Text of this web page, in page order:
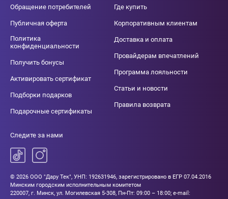
Обращение потребителей
Публичная оферта
Политика
конфиденциальности
Получить бонусы
Активировать сертификат
Подборки подарков
Подарочные сертификаты
Где купить
Корпоративным клиентам
Доставка и оплата
Провайдерам впечатлений
Программа лояльности
Статьи и новости
Правила возврата
Следите за нами
© 2026 ООО "Дару Тек", УНП: 192631946, зарегистрировано в ЕГР 07.04.2016
Минским городским исполнительным комитетом
220007, г. Минск, ул. Могилевская 5-308, Пн-Пт: 09:00 – 18:00; e-mail: